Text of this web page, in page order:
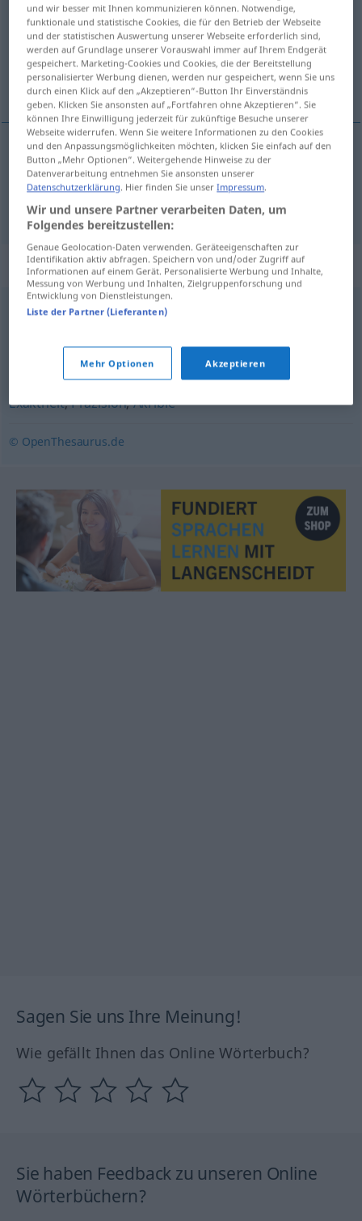
Übersicht aller Übersetzungen
(Für mehr Details die Übersetzung anklicken/antippen)
doğruluk, titizlik, kesinlik
doğruluk,titizlik Genauigkeit
kesinlik Genauigkeit
Synonyme für "Genauigkeit"
Sorgfalt,Gewissenhaftigkeit
Exaktheit,Präzision,Akribie
© OpenThesaurus.de
Sagen Sie uns Ihre Meinung!
Wie gefällt Ihnen das Online Wörterbuch?
Sie haben Feedback zu unseren Online
Wörterbüchern?
und wir besser mit Ihnen kommunizieren können. Notwendige,
funktionale und statistische Cookies, die für den Betrieb der Webseite
und der statistischen Auswertung unserer Webseite erforderlich sind,
werden auf Grundlage unserer Vorauswahl immer auf Ihrem Endgerät
gespeichert. Marketing-Cookies und Cookies, die der Bereitstellung
personalisierter Werbung dienen, werden nur gespeichert, wenn Sie uns
durch einen Klick auf den „Akzeptieren“-Button Ihr Einverständnis
geben. Klicken Sie ansonsten auf „Fortfahren ohne Akzeptieren“. Sie
können Ihre Einwilligung jederzeit für zukünftige Besuche unserer
Webseite widerrufen. Wenn Sie weitere Informationen zu den Cookies
und den Anpassungsmöglichkeiten möchten, klicken Sie einfach auf den
Button „Mehr Optionen“. Weitergehende Hinweise zu der
Datenverarbeitung entnehmen Sie ansonsten unserer
Datenschutzerklärung. Hier finden Sie unserImpressum.
Wir und unsere Partner verarbeiten Daten, um
Folgendes bereitzustellen:
Genaue Geolocation-Daten verwenden. Geräteeigenschaften zur
Identifikation aktiv abfragen. Speichern von und/oder Zugriff auf
Informationen auf einem Gerät. Personalisierte Werbung und Inhalte,
Messung von Werbung und Inhalten, Zielgruppenforschung und
Entwicklung von Dienstleistungen.
Liste der Partner (Lieferanten)
Mehr Optionen Akzeptieren